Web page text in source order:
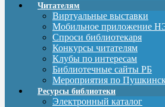
Читателям
Виртуальные выставки
Мобильное приложение
Спроси библиотекаря
Конкурсы читателям
Клубы по интересам
Библиотечные сайты РБ
Мероприятия по
Ресурсы библиотеки
Электронный каталог